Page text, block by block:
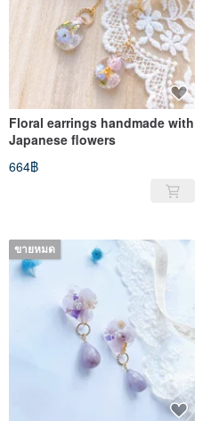
Floral earrings handmade with
Japanese flowers
664฿
ขายหมด